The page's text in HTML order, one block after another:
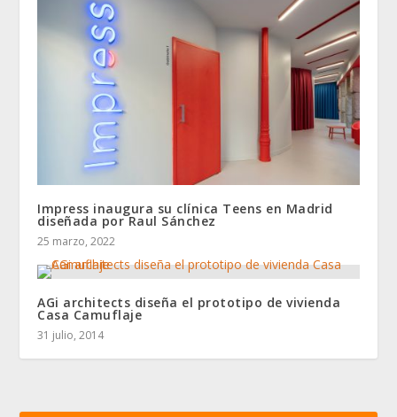
Impress inaugura su clínica Teens en Madrid
diseñada por Raul Sánchez
25 marzo, 2022
AGi architects diseña el prototipo de vivienda
Casa Camuflaje
31 julio, 2014